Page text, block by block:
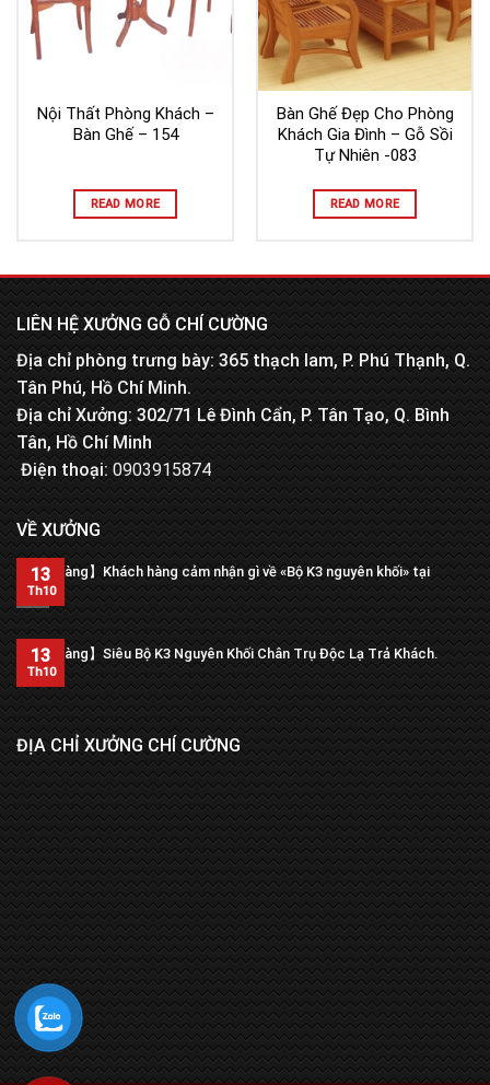
Nội Thất Phòng Khách –
Bàn Ghế – 154
READ MORE
Bàn Ghế Đẹp Cho Phòng
Khách Gia Đình – Gỗ Sồi
Tự Nhiên -083
READ MORE
LIÊN HỆ XƯỞNG GỖ CHÍ CƯỜNG
Địa chỉ phòng trưng bày: 365 thạch lam, P. Phú Thạnh, Q.
Tân Phú, Hồ Chí Minh.
Địa chỉ Xưởng: 302/71 Lê Đình Cẩn, P. Tân Tạo, Q. Bình
Tân, Hồ Chí Minh
Điện thoại:0903915874
VỀ XƯỞNG
【Trả hàng】Khách hàng cảm nhận gì về «Bộ K3 nguyên khối» tại
xưởng?
13
Th10
【Trả hàng】Siêu Bộ K3 Nguyên Khối Chân Trụ Độc Lạ Trả Khách.
13
Th10
ĐỊA CHỈ XƯỞNG CHÍ CƯỜNG